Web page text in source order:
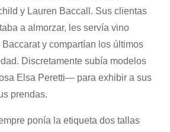
y Lauren Baccall. Sus clientas
a almorzar, les servía vino
y compartían los últimos
Discretamente subía modelos
Elsa Peretti— para exhibir a sus
prendas.
ponía la etiqueta dos tallas